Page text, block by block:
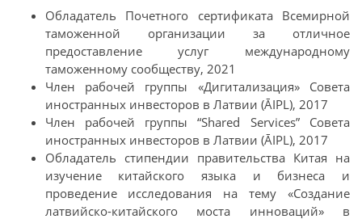
Обладатель Почетного сертификата Всемирной
таможенной организации за отличное
предоставление услуг международному
таможенному сообществу, 2021
Член рабочей группы «Дигитализация» Совета
иностранных инвесторов в Латвии (ĀIPL), 2017
Член рабочей группы “Shared Services” Совета
иностранных инвесторов в Латвии (ĀIPL), 2017
Обладатель стипендии правительства Китая на
изучение китайского языка и бизнеса и
проведение исследования на тему «Создание
латвийско-китайского моста инноваций» в